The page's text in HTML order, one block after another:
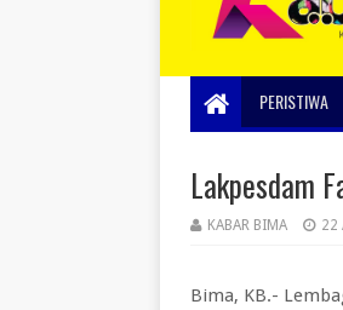
PERISTIWA
Lakpesdam
KABAR BIMA 22
Bima, KB.-